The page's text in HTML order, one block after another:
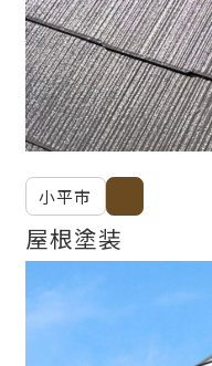
小平市
屋根塗装